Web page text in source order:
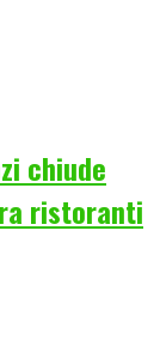
chiude
ristoranti